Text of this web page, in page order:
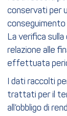
conservati per
La verifica
relazione alle
effettuata
I dati raccolti
trattati per il
all’obbligo di